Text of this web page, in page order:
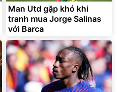
7.092.000đ
Đang xem nhiều
G-FORCE VIETNA
Man Utd gặp khó khi
tranh mua Jorge Salinas
với Barca